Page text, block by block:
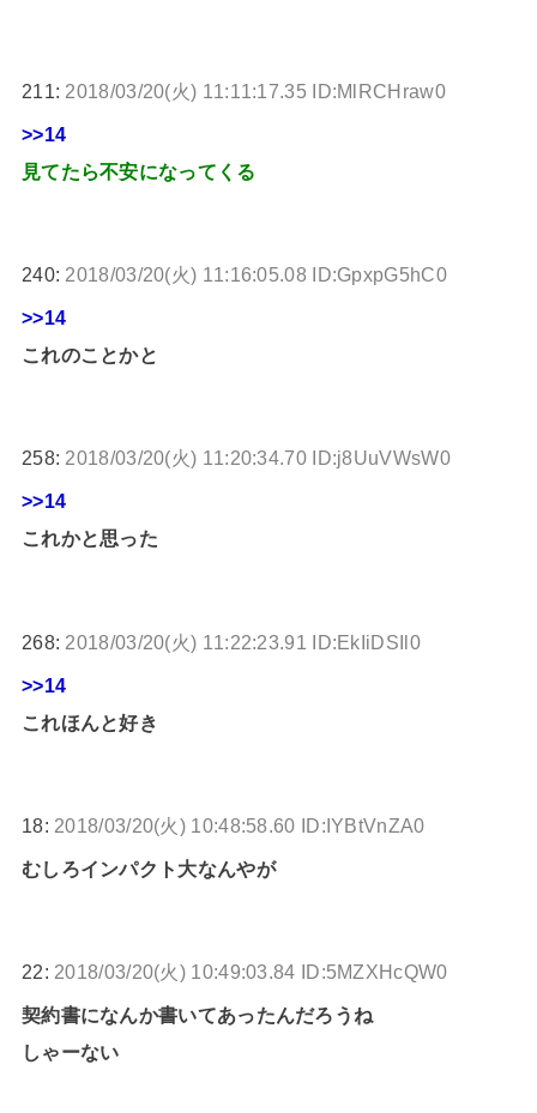
211: 2018/03/20(火) 11:11:17.35 ID:MlRCHraw0
>>14
見てたら不安になってくる
240: 2018/03/20(火) 11:16:05.08 ID:GpxpG5hC0
>>14
これのことかと
258: 2018/03/20(火) 11:20:34.70 ID:j8UuVWsW0
>>14
これかと思った
268: 2018/03/20(火) 11:22:23.91 ID:EkIiDSIl0
>>14
これほんと好き
18: 2018/03/20(火) 10:48:58.60 ID:IYBtVnZA0
むしろインパクト大なんやが
22: 2018/03/20(火) 10:49:03.84 ID:5MZXHcQW0
契約書になんか書いてあったんだろうね
しゃーない